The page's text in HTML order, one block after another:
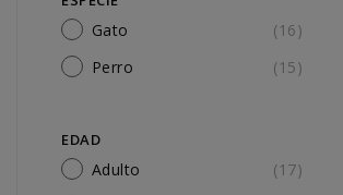
Gato
(16)
Perro
(15)
EDAD
Adulto
(17)